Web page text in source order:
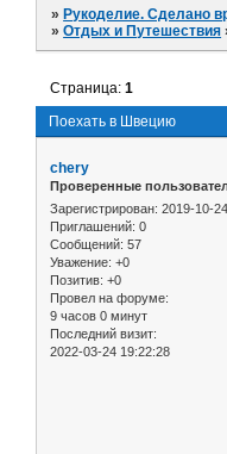
»Рукоделие. Сделано
»Отдых и Путешествия
Поехать в Швецию
Страница:1
chery
Проверенные
Зарегистрирован: 2019-10-24
Приглашений: 0
Сообщений: 57
Уважение: +0
Позитив: +0
Провел на форуме:
9 часов 0 минут
Последний визит:
2022-03-24 19:22:28